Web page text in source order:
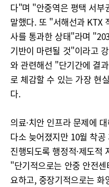
다"며 "안중역은 평택 서부
말했다. 또 "서해선과 KTX
사를 통과한 상태"라며
기반이 마련될 것"이라고
와 관련해선 "단기간에 결
로 체감할 수 있는 가장 현
다.
의료·치안 인프라 문제에
다소 늦어졌지만 10월 착
진행되도록 행정적·제도
"단기적으로는 안중 안전
요하고, 중장기적으로는